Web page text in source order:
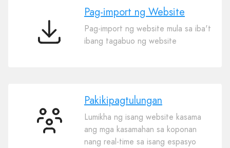
Pag-
Pag-import ng Website
Pag-import ng website mula sa iba't
ibang tagabuo ng website
Pakikipagtulungan
Pakikipagtulungan
Lumikha ng isang website kasama
ang mga kasamahan sa koponan
nang real-time sa isang espasyo